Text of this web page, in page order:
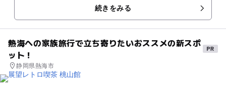
続きをみる
熱海への家族旅行で立ち寄りたいおススメの新スポ
ット！
静岡県熱海市